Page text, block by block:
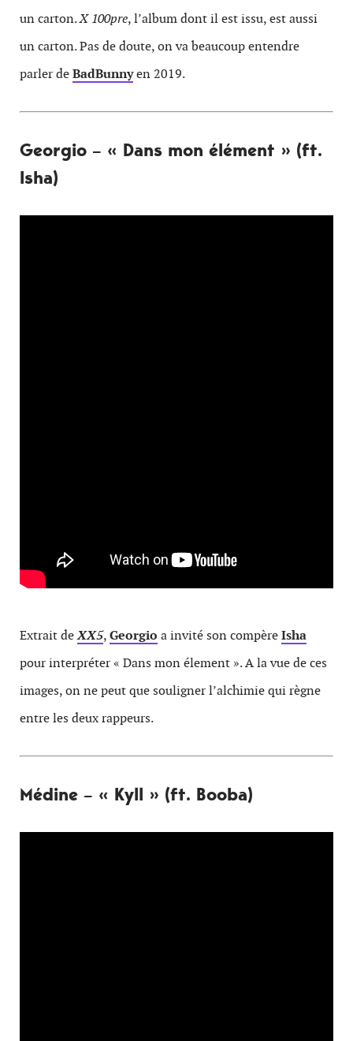
un carton.X 100pre, l’album dont il est issu, est aussi
un carton. Pas de doute, on va beaucoup entendre
parler deBadBunnyen 2019.
Georgio – « Dans mon élément » (ft.
Isha)
Extrait deXX5,Georgio a invité son compèreIsha
pour interpréter « Dans mon élement ». A la vue de ces
images, on ne peut que souligner l’alchimie qui règne
entre les deux rappeurs.
Médine – « Kyll » (ft. Booba)